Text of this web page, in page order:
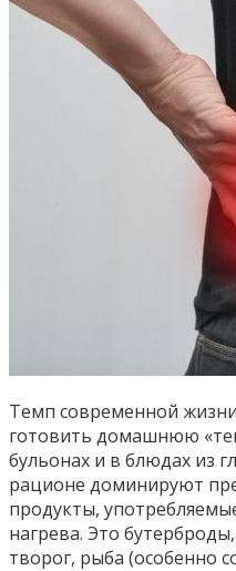
Темп современной
готовить домашнюю
бульонах и в блюдах из
рационе доминируют
продукты,
нагрева. Это
творог, рыба (особенно